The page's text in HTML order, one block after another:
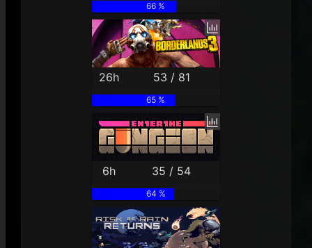
66 %
26h 53 / 81
65 %
6h 35 / 54
64 %